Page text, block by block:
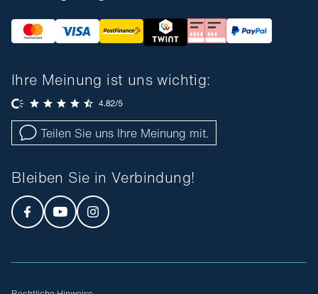
Ihre Meinung ist uns wichtig:
Teilen Sie uns Ihre Meinung mit.
Bleiben Sie in Verbindung!